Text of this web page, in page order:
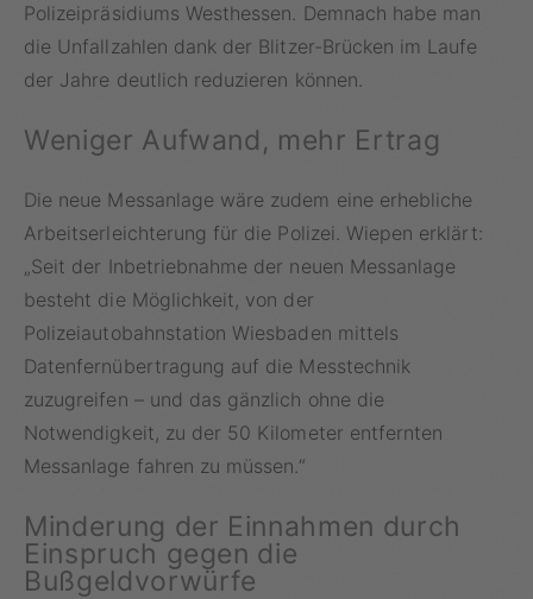
Polizeipräsidiums Westhessen. Demnach habe man
die Unfallzahlen dank der Blitzer-Brücken im Laufe
der Jahre deutlich reduzieren können.
Weniger Aufwand, mehr Ertrag
Die neue Messanlage wäre zudem eine erhebliche
Arbeitserleichterung für die Polizei. Wiepen erklärt:
„Seit der Inbetriebnahme der neuen Messanlage
besteht die Möglichkeit, von der
Polizeiautobahnstation Wiesbaden mittels
Datenfernübertragung auf die Messtechnik
zuzugreifen – und das gänzlich ohne die
Notwendigkeit, zu der 50 Kilometer entfernten
Messanlage fahren zu müssen.“
Minderung der Einnahmen durch
Einspruch gegen die
Bußgeldvorwürfe